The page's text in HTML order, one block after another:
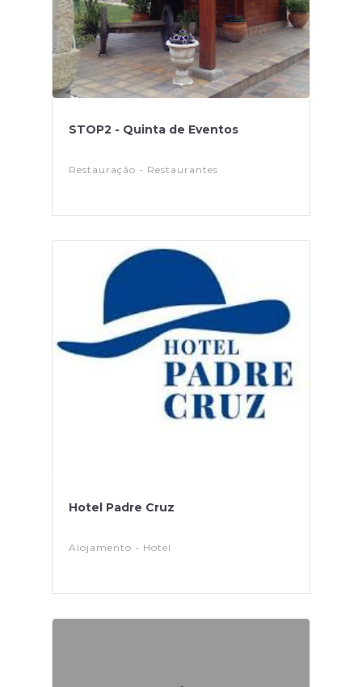
STOP2 - Quinta de Eventos
Restauração - Restaurantes
Hotel Padre Cruz
Alojamento - Hotel